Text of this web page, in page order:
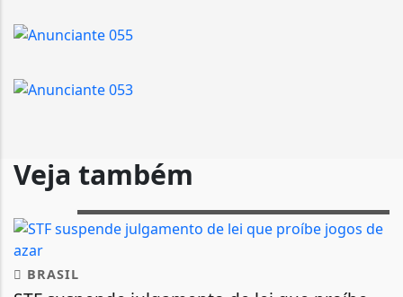
Veja também
BRASIL